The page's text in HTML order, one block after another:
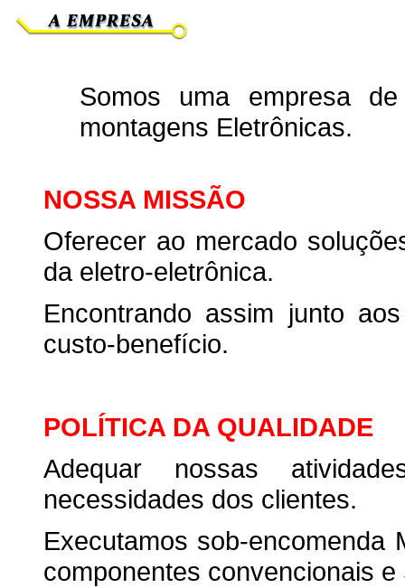
Somos uma empresa
montagens Eletrônicas.
NOSSA MISSÃO
Oferecer ao mercado
da eletro-eletrônica.
Encontrando assim junto
custo-benefício.
POLÍTICA DA QUALIDADE
Adequar nossas
necessidades dos clientes.
Executamos sob-encomenda
componentes convencionais e